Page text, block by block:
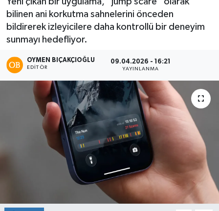
bilinen ani korkutma sahnelerini önceden
bildirerek izleyicilere daha kontrollü bir deneyim
sunmayı hedefliyor.
OYMEN BIÇAKÇIOĞLU
EDITÖR
09.04.2026 - 16:21
YAYINLANMA